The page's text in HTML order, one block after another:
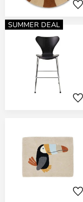
SUMMER DEAL